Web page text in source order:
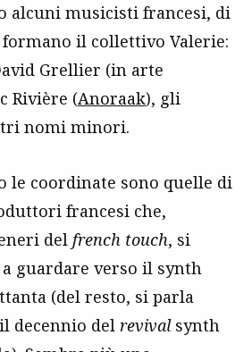
alcuni musicisti francesi, di
formano il collettivo Valerie:
Grellier (in arte
Rivière (Anoraak), gli
nomi minori.
le coordinate sono quelle di
francesi che,
del french touch, si
guardare verso il synth
(del resto, si parla
decennio del revivalsynth